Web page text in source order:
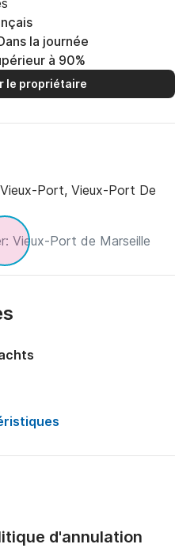
la journée
à 90%
le propriétaire
Vieux-Port, Vieux-Port De
d'annulation